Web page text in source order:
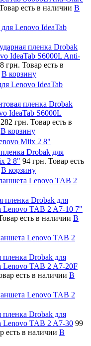
есть в наличии В
Lenovo IdeaTab
пленка Drobak
IdeaTab S6000L Anti-
грн. Товар есть в
В корзину
Lenovo IdeaTab
пленка Drobak
IdeaTab S6000L
282 грн. Товар есть в
В корзину
Miix 2 8"
Drobak для
2 8" 94 грн. Товар есть
В корзину
Lenovo TAB 2
пленка Drobak для
Lenovo TAB 2 A7-10 7"
есть в наличии В
Lenovo TAB 2
пленка Drobak для
Lenovo TAB 2 A7-20F
есть в наличии В
Lenovo TAB 2
пленка Drobak для
Lenovo TAB 2 A7-30 99
есть в наличии В